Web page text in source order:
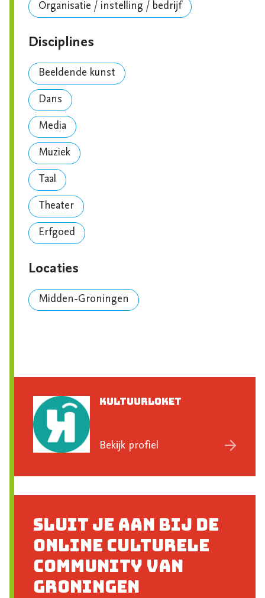
Organisatie / instelling / bedrijf
Disciplines
Beeldende kunst
Dans
Media
Muziek
Taal
Theater
Erfgoed
Locaties
Midden-Groningen
KultuurLoket
Bekijk profiel
Sluit je aan bij de
online culturele
community van
Groningen